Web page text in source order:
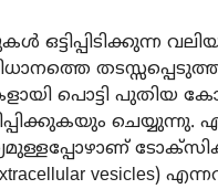
പൊട്ടി പുതിയ
ചെയ്യുന്നു.
vesicles)